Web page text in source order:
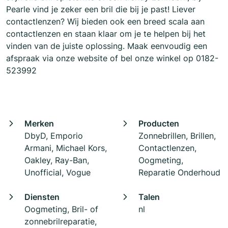
Pearle vind je zeker een bril die bij je past! Liever
contactlenzen? Wij bieden ook een breed scala aan
contactlenzen en staan klaar om je te helpen bij het
vinden van de juiste oplossing. Maak eenvoudig een
afspraak via onze website of bel onze winkel op 0182-
523992
Merken
DbyD, Emporio
Armani, Michael Kors,
Oakley, Ray-Ban,
Unofficial, Vogue
Producten
Zonnebrillen, Brillen,
Contactlenzen,
Oogmeting,
Reparatie Onderhoud
Diensten
Oogmeting, Bril- of
zonnebrilreparatie,
Talen
nl